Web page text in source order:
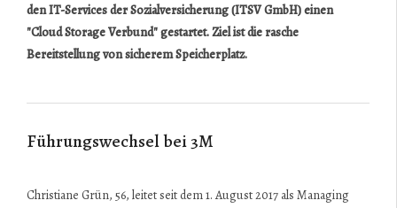
den IT-Services der Sozialversicherung (ITSV GmbH) einen
"Cloud Storage Verbund" gestartet. Ziel ist die rasche
Bereitstellung von sicherem Speicherplatz.
Führungswechsel bei 3M
Christiane Grün, 56, leitet seit dem 1. August 2017 als Managing